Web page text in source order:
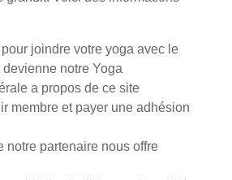
joindre votre yoga avec le
notre Yoga
a propos de ce site
membre et payer une adhésion
notre partenaire nous offre